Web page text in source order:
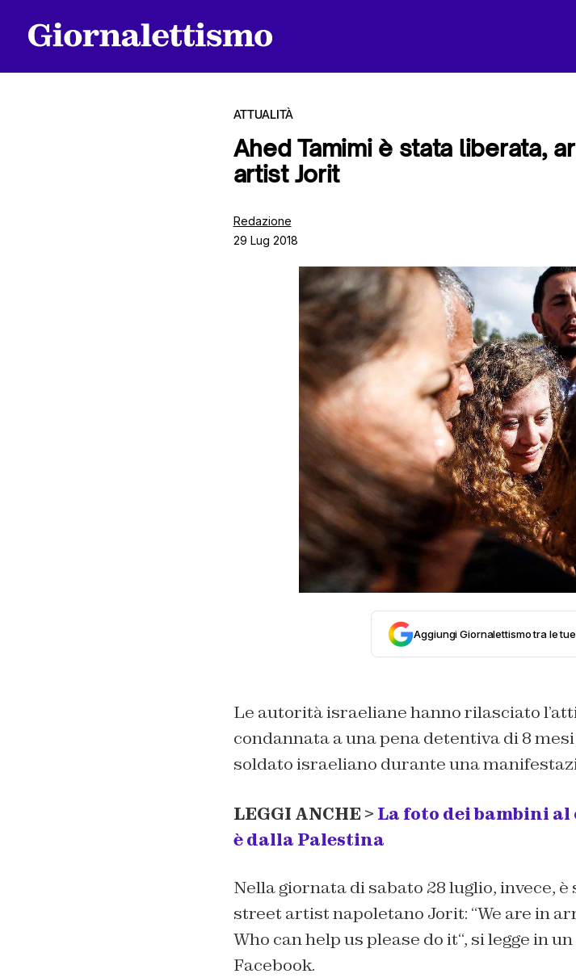
ATTUALITÀ
Ahed Tamimi è stata liberata,
artist Jorit
Redazione
29 Lug 2018
Aggiungi Giornalettismo tra le
Le autorità israeliane hanno rilasciato
condannata a una pena detentiva di 8
soldato israeliano durante una
LEGGI ANCHE > La foto dei bambini
è dalla Palestina
Nella giornata di sabato 28 luglio, invece,
street artist napoletano Jorit: “We are in
Who can help us please do it“, si legge in
Facebook.